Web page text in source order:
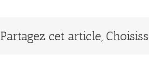
Partagez cet article,